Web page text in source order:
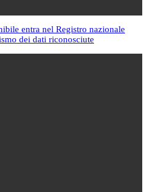
entra nel Registro nazionale
dei dati riconosciute